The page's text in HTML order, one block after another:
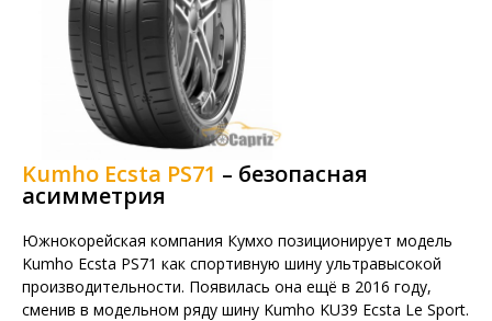
Kumho Ecsta PS71 – безопасная
асимметрия
Южнокорейская компания Кумхо позиционирует модель
Kumho Ecsta PS71 как спортивную шину ультравысокой
производительности. Появилась она ещё в 2016 году,
сменив в модельном ряду шину Kumho KU39 Ecsta Le Sport.